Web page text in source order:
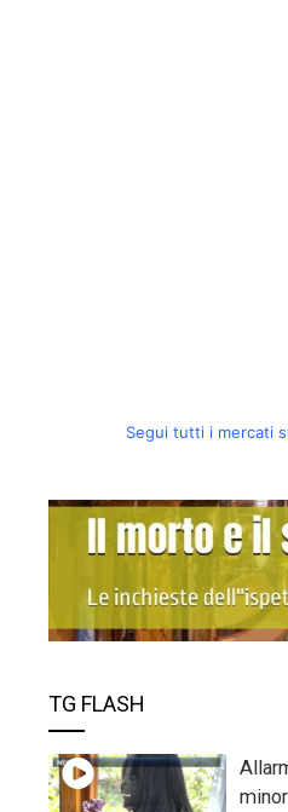
Segui tutti i mercati
TG FLASH